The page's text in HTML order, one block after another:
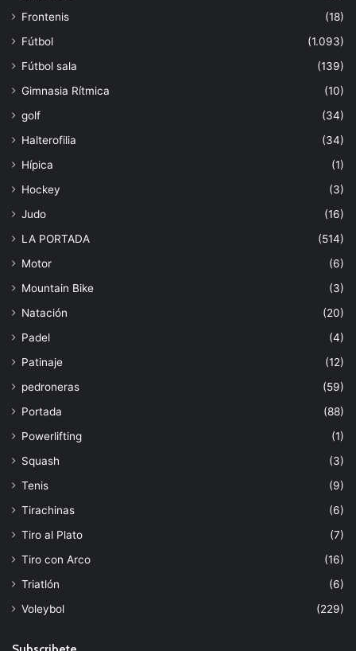
Frontenis
(18)
Fútbol
(1.093)
Fútbol sala
(139)
Gimnasia Rítmica
(10)
golf
(34)
Halterofilia
(34)
Hípica
(1)
Hockey
(3)
Judo
(16)
LA PORTADA
(514)
Motor
(6)
Mountain Bike
(3)
Natación
(20)
Padel
(4)
Patinaje
(12)
pedroneras
(59)
Portada
(88)
Powerlifting
(1)
Squash
(3)
Tenis
(9)
Tirachinas
(6)
Tiro al Plato
(7)
Tiro con Arco
(16)
Triatlón
(6)
Voleybol
(229)